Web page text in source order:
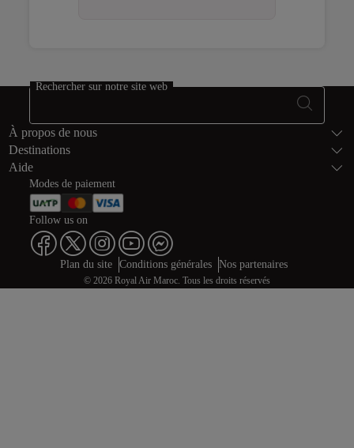
Bas de page
Rechercher sur notre site web
À propos de nous
Destinations
Aide
Modes de paiement
Follow us on
Web map links
$Title.getData()
Plan du site Conditions générales Nos partenaires
© 2026 Royal Air Maroc. Tous les droits réservés